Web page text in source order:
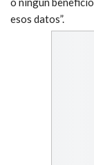
esos datos”.